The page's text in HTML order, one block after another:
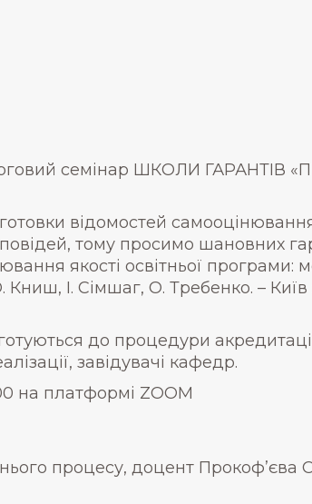
семінар ШКОЛИ ГАРАНТІВ
відомостей
тому просимо шановних
якості освітньої
І. Сімшаг, О. Требенко. – Київ
до процедури
завідувачі кафедр.
на платформі ZOOM
процесу, доцент Прокоф’єва